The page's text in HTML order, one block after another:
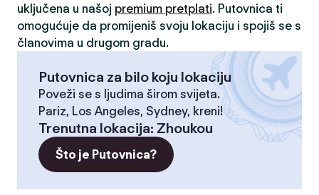
uključena u našoj premium pretplati. Putovnica ti
omogućuje da promijeniš svoju lokaciju i spojiš se s
članovima u drugom gradu.
Putovnica za bilo koju lokaciju
Poveži se s ljudima širom svijeta.
Pariz, Los Angeles, Sydney, kreni!
Trenutna lokacija: Zhoukou
Što je Putovnica?